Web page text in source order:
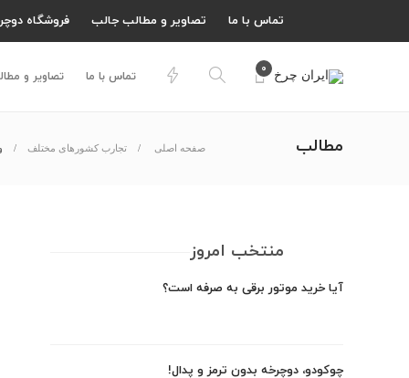
فروشگاه تصاویر و مطالب جالب تماس با ما
تصاویر و تماس با ما
۰
مطالب صفحه اصلی تجارب کشورهای مختلف
منتخب امروز
آیا خرید موتور برقی به صرفه است؟
چوکودو، دوچرخه بدون ترمز و پدال!